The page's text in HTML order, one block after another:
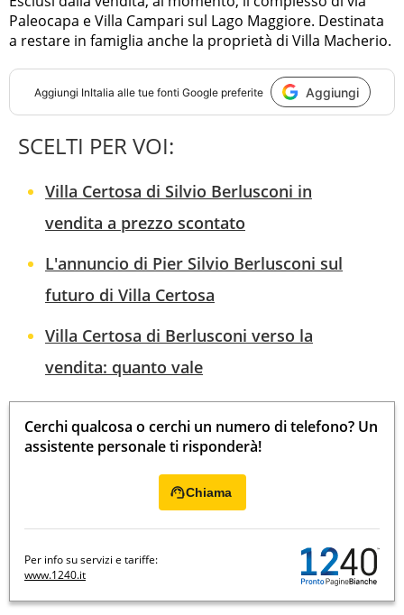
Paleocapa e Villa Campari sul Lago Maggiore. Destinata
a restare in famiglia anche la proprietà di Villa Macherio.
Aggiungi InItalia alle tue fonti Google preferite Aggiungi
SCELTI PER VOI:
Villa Certosa di Silvio Berlusconi in
vendita a prezzo scontato
L'annuncio di Pier Silvio Berlusconi sul
futuro di Villa Certosa
Villa Certosa di Berlusconi verso la
vendita: quanto vale
Cerchi qualcosa o cerchi un numero di telefono? Un
assistente personale ti risponderà!
Chiama
Per info su servizi e tariffe:
www.1240.it